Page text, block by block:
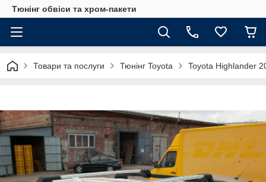
Тюнінг обвіси та хром-пакети
Товари та послуги Тюнінг Toyota Toyota Highlander